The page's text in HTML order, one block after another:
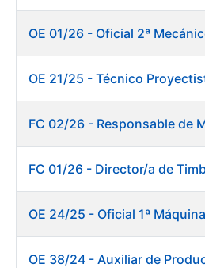
Mostrar/Ocultar
Mostrar/Ocultar
OE 01/26 - Oficial 2ª
OE 38/24 - Auxiliar de